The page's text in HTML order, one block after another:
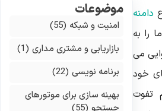
دامنه
به
می
خود
تفوت
موضوعات
امنیت و شبکه(55)
بازاریابی و مشتری مداری(1)
برنامه نویسی(22)
بهینه سازی برای موتورهای